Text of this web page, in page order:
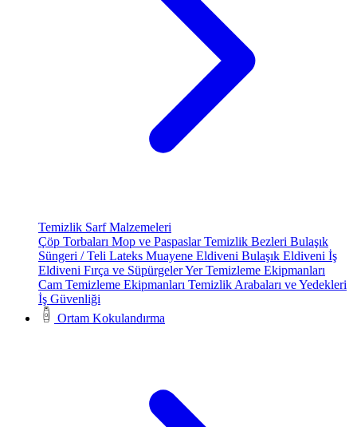
Temizlik Sarf Malzemeleri
Çöp Torbaları Mop ve PaspaslarTemizlik Bezleri Bulaşık
Süngeri / Teli Lateks Muayene Eldiveni Bulaşık Eldiveni İş
Eldiveni Fırça ve SüpürgelerYer Temizleme Ekipmanları
Cam Temizleme Ekipmanları Temizlik Arabaları ve Yedekleri
İş Güvenliği
Ortam Kokulandırma